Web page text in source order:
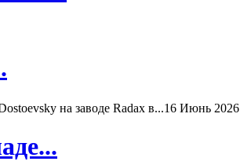
на заводе Radax в...16 Июнь 2026